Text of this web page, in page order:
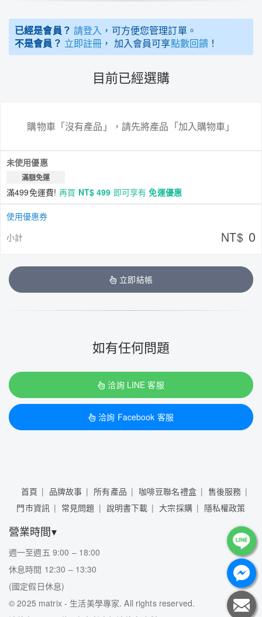
已經是會員？ 請登入 ，可方便您管理訂單。
不是會員？ 立即註冊 ， 加入會員可享點數回饋！
目前已經選購
購物車「沒有產品」，請先將產品「加入購物車」
未使用優惠
滿額免運
滿499免運費! 再買 NT$ 499 即可享有免運優惠
使用優惠券
小計
NT$ 0
立即結帳
如有任何問題
洽詢 LINE 客服
洽詢 Facebook 客服
首頁 品牌故事 所有產品 咖啡豆聯名禮盒
售後服務
門市資訊
常見問題 說明書下載 大宗採購 隱私權政策
營業時間▾
週一至週五 9:00 – 18:00
休息時間 12:30 – 13:30
(國定假日休息)
© 2025 matrix - 生活美學專家. All rights reserved.